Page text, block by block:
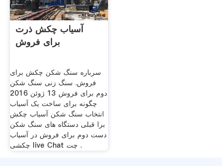
آسیاب چکش ذرت
برای فروش
سرباره سنگ شکن چکش برای
فروش. سنگ زنی سنگ شکن
دوم برای فروش 13 ژوئن 2016
چگونه برای ساخت یک آسیاب
انتخاب سنگ شکن آسیاب چکش
برا قبلی دستگاه های سنگ شکن
دست دوم برای فروش در آسیاب
چکشی live Chat چت .